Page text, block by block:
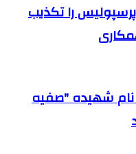
را تکذیب
نام شهیده "صفیه